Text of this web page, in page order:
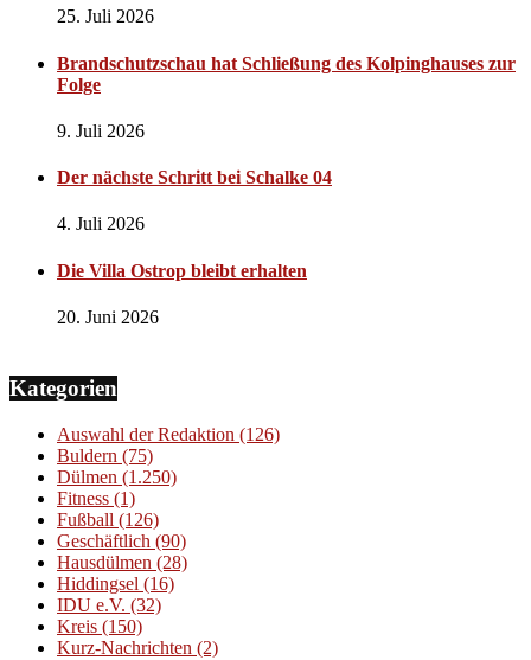
25. Juli 2026
Brandschutzschau hat Schließung des Kolpinghauses zur
Folge
9. Juli 2026
Der nächste Schritt bei Schalke 04
4. Juli 2026
Die Villa Ostrop bleibt erhalten
20. Juni 2026
Kategorien
Auswahl der Redaktion (126)
Buldern (75)
Dülmen (1.250)
Fitness (1)
Fußball (126)
Geschäftlich (90)
Hausdülmen (28)
Hiddingsel (16)
IDU e.V. (32)
Kreis (150)
Kurz-Nachrichten (2)